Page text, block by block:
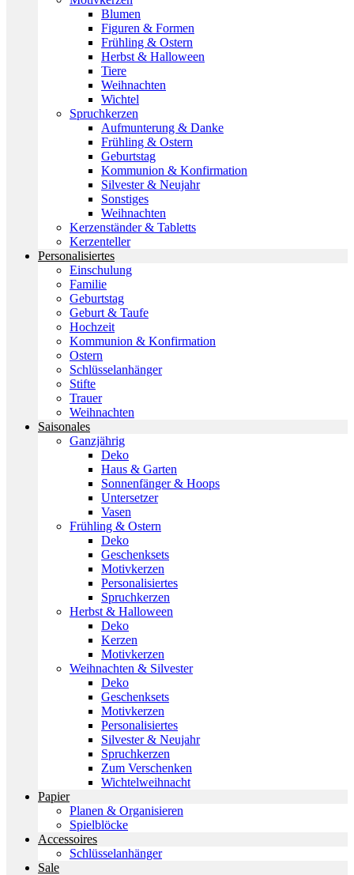
Blumen
Figuren & Formen
Frühling & Ostern
Herbst & Halloween
Tiere
Weihnachten
Wichtel
Spruchkerzen
Aufmunterung & Danke
Frühling & Ostern
Geburtstag
Kommunion & Konfirmation
Silvester & Neujahr
Sonstiges
Weihnachten
Kerzenständer & Tabletts
Kerzenteller
Personalisiertes
Einschulung
Familie
Geburtstag
Geburt & Taufe
Hochzeit
Kommunion & Konfirmation
Ostern
Schlüsselanhänger
Stifte
Trauer
Weihnachten
Saisonales
Ganzjährig
Deko
Haus & Garten
Sonnenfänger & Hoops
Untersetzer
Vasen
Frühling & Ostern
Deko
Geschenksets
Motivkerzen
Personalisiertes
Spruchkerzen
Herbst & Halloween
Deko
Kerzen
Motivkerzen
Weihnachten & Silvester
Deko
Geschenksets
Motivkerzen
Personalisiertes
Silvester & Neujahr
Spruchkerzen
Zum Verschenken
Wichtelweihnacht
Papier
Planen & Organisieren
Spielblöcke
Accessoires
Schlüsselanhänger
Sale